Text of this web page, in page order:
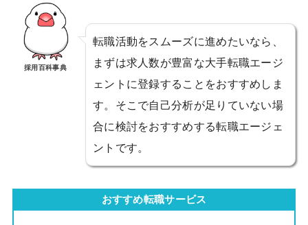
採用百科事典
転職活動をスムーズに進めたいなら、
まずは求人数が豊富な大手転職エージ
ェントに登録することをおすすめしま
す。そこで自己分析が足りていない場
合に検討をおすすめする転職エージェ
ントです。
おすすめ転職サービス